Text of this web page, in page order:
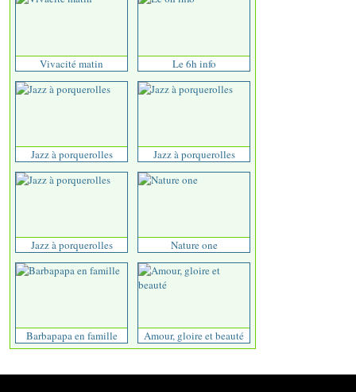
Vivacité matin Le 6h info
Jazz à porquerolles Jazz à porquerolles
Jazz à porquerolles Nature one
Barbapapa en famille Amour, gloire et beauté